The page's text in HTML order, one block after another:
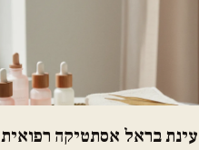
עינת בראל אסתטיקה רפואית